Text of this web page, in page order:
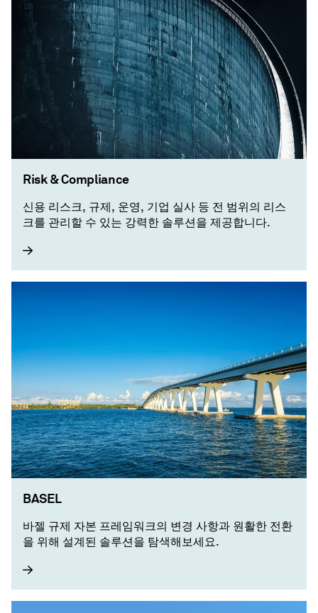
Risk & Compliance
신용 리스크, 규제, 운영, 기업 실사 등 전 범위의 리스
크를 관리할 수 있는 강력한 솔루션을 제공합니다.
BASEL
바젤 규제 자본 프레임워크의 변경 사항과 원활한 전환
을 위해 설계된 솔루션을 탐색해보세요.​